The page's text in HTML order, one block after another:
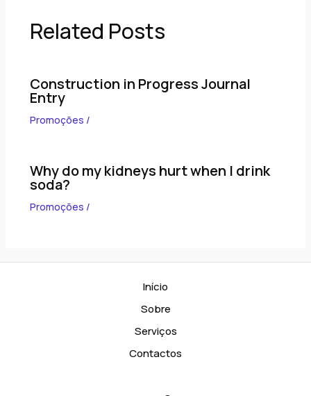
Related Posts
Construction in Progress Journal
Entry
Promoções /
Why do my kidneys hurt when I drink
soda?
Promoções /
Início
Sobre
Serviços
Contactos